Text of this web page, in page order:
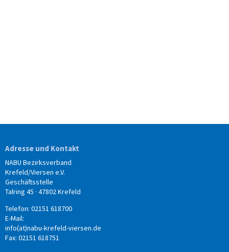
Adresse und Kontakt
NABU Bezirksverband
Krefeld/Viersen e.V.
Geschäftsstelle
Talring 45 · 47802 Krefeld
Telefon: 02151 618700
E-Mail:
info(at)nabu-krefeld-viersen.de
Fax: 02151 618751